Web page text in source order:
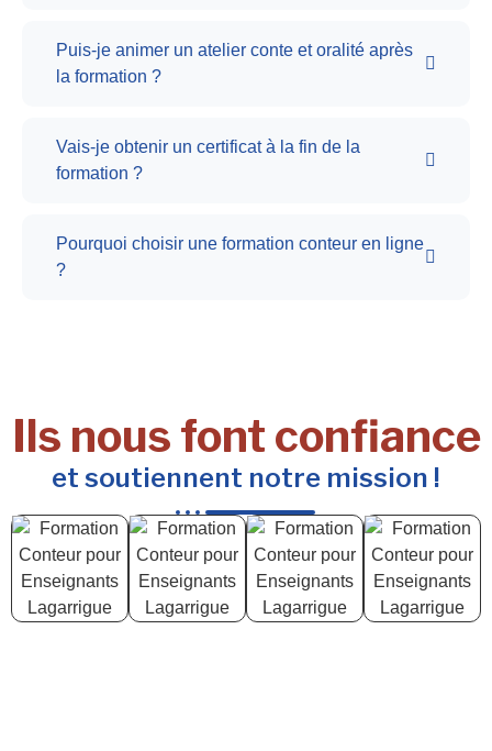
Puis-je animer un atelier conte et oralité après
la formation ?
Vais-je obtenir un certificat à la fin de la
formation ?
Pourquoi choisir une formation conteur en ligne
?
Ils nous font confiance
et soutiennent notre mission !